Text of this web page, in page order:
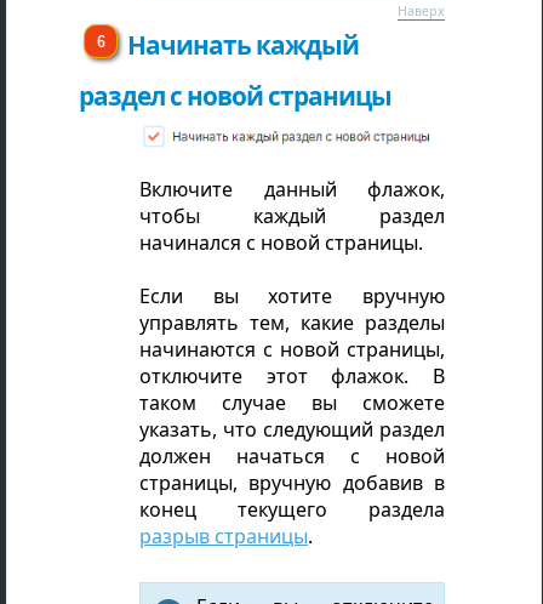
Наверх
Начинать каждый
раздел с новой страницы
Включите данный флажок,
чтобы каждый раздел
начинался с новой страницы.
Если вы хотите вручную
управлять тем, какие разделы
начинаются с новой страницы,
отключите этот флажок. В
таком случае вы сможете
указать, что следующий раздел
должен начаться с новой
страницы, вручную добавив в
конец текущего раздела
разрыв страницы.